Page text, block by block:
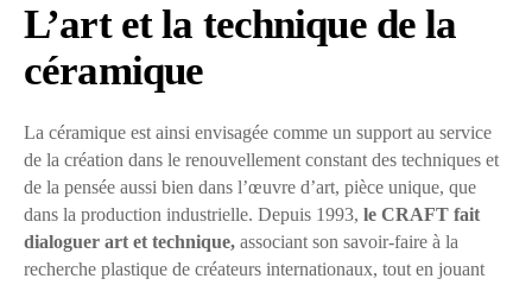
L’art et la technique de la
céramique
La céramique est ainsi envisagée comme un support au service
de la création dans le renouvellement constant des techniques et
de la pensée aussi bien dans l’œuvre d’art, pièce unique, que
dans la production industrielle. Depuis 1993, le CRAFT fait
dialoguer art et technique, associant son savoir-faire à la
recherche plastique de créateurs internationaux, tout en jouant